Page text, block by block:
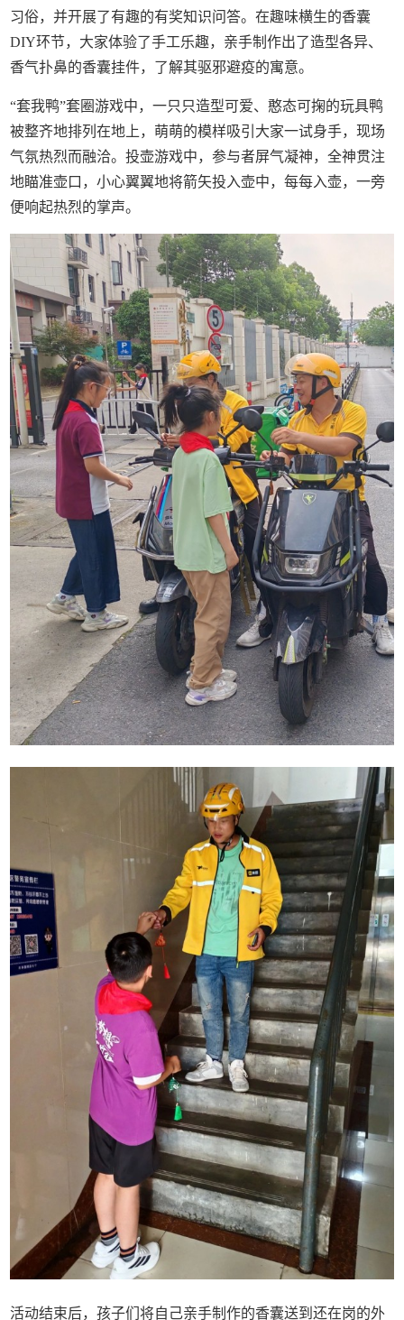
习俗，并开展了有趣的有奖知识问答。在趣味横生的香囊
DIY环节，大家体验了手工乐趣，亲手制作出了造型各异、
香气扑鼻的香囊挂件，了解其驱邪避疫的寓意。
“套我鸭”套圈游戏中，一只只造型可爱、憨态可掬的玩具鸭
被整齐地排列在地上，萌萌的模样吸引大家一试身手，现场
气氛热烈而融洽。投壶游戏中，参与者屏气凝神，全神贯注
地瞄准壶口，小心翼翼地将箭矢投入壶中，每每入壶，一旁
便响起热烈的掌声。
活动结束后，孩子们将自己亲手制作的香囊送到还在岗的外